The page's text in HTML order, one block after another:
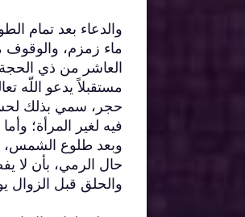
والدعاء بعد تمام
ماء زمزم، والوقوف
العاشر من ذي
مستقبلاً يدعو اللّه
حجر، سمي بذلك
فيه لغير المرأة؛
وبعد طلوع الشمس،
حال الرمي، بأن لا
والحلق قبل الزوال